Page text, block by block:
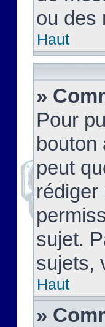
ou des
Haut
»
Pour
bouton
peut
sujet.
sujets,
Haut
»